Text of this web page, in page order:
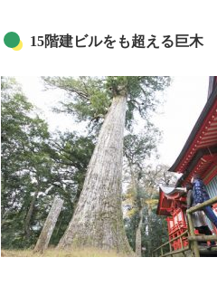
15階建ビルをも超える巨木